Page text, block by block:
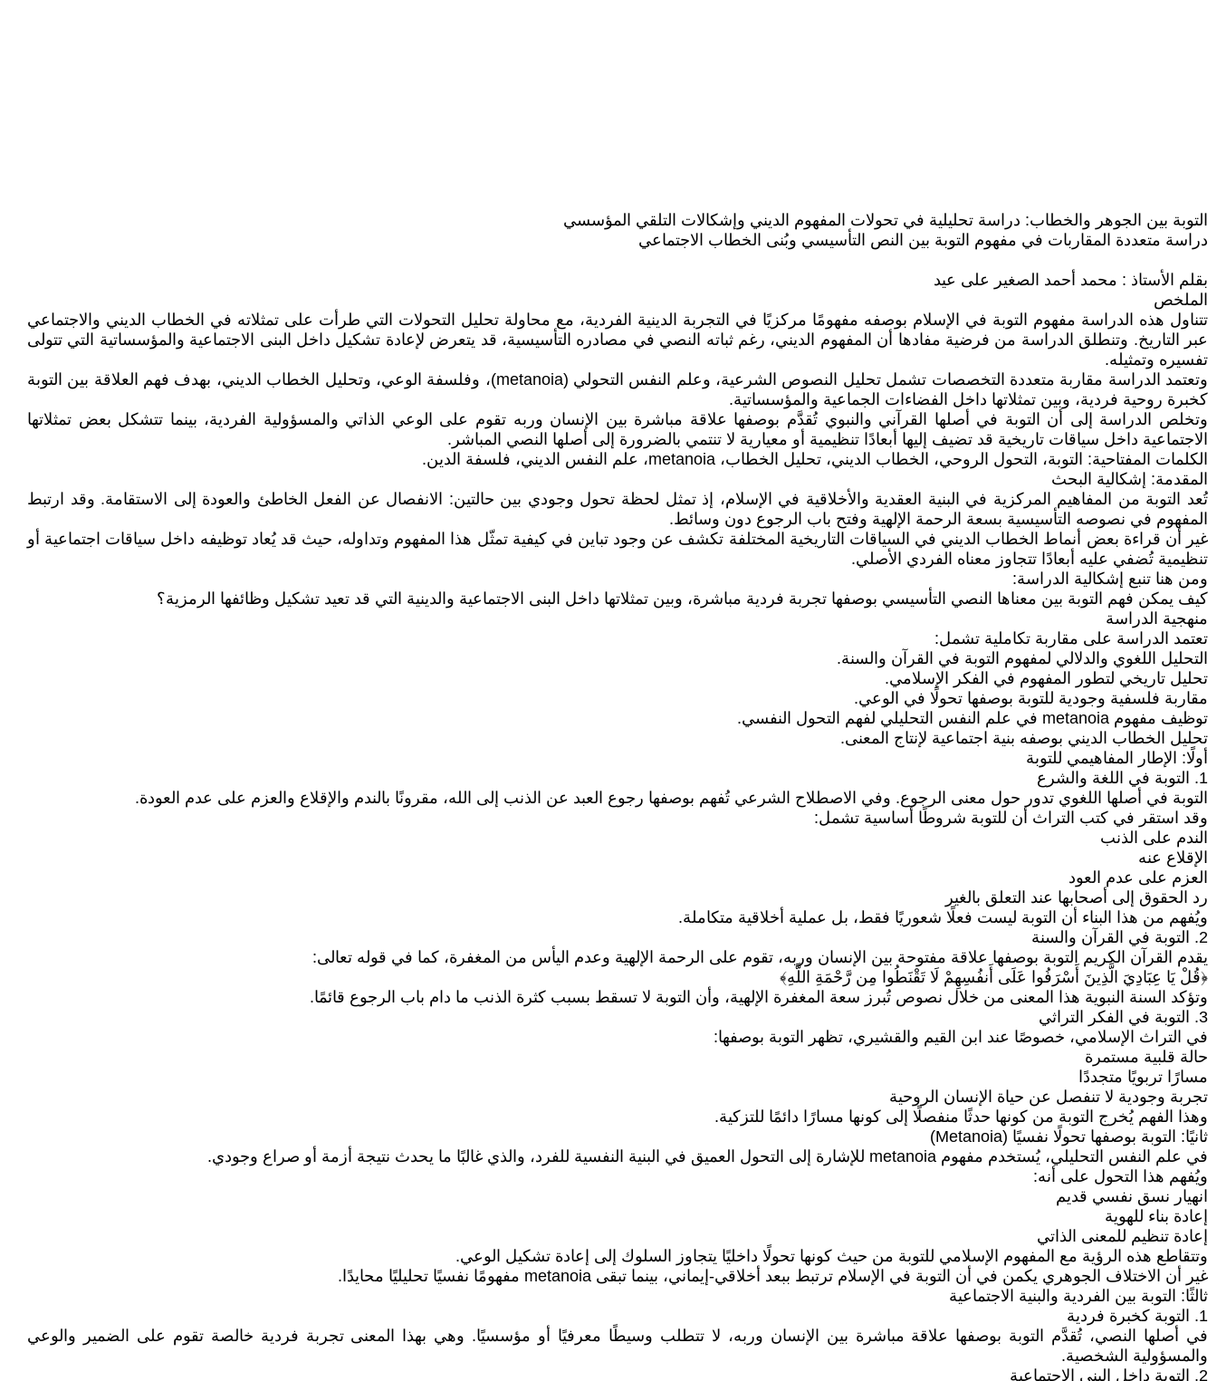
التوبة بين الجوهر والخطاب: دراسة تحليلية في تحولات المفهوم الديني وإشكالات التلقي المؤسسي
دراسة متعددة المقاربات في مفهوم التوبة بين النص التأسيسي وبُنى الخطاب الاجتماعي
بقلم الأستاذ : محمد أحمد الصغير على عيد
الملخص
تتناول هذه الدراسة مفهوم التوبة في الإسلام بوصفه مفهومًا مركزيًا في التجربة الدينية الفردية، مع محاولة تحليل التحولات التي طرأت على تمثلاته في الخطاب الديني والاجتماعي
عبر التاريخ. وتنطلق الدراسة من فرضية مفادها أن المفهوم الديني، رغم ثباته النصي في مصادره التأسيسية، قد يتعرض لإعادة تشكيل داخل البنى الاجتماعية والمؤسساتية التي تتولى
تفسيره وتمثيله.
وتعتمد الدراسة مقاربة متعددة التخصصات تشمل تحليل النصوص الشرعية، وعلم النفس التحولي (metanoia)، وفلسفة الوعي، وتحليل الخطاب الديني، بهدف فهم العلاقة بين التوبة
كخبرة روحية فردية، وبين تمثلاتها داخل الفضاءات الجماعية والمؤسساتية.
وتخلص الدراسة إلى أن التوبة في أصلها القرآني والنبوي تُقدَّم بوصفها علاقة مباشرة بين الإنسان وربه تقوم على الوعي الذاتي والمسؤولية الفردية، بينما تتشكل بعض تمثلاتها
الاجتماعية داخل سياقات تاريخية قد تضيف إليها أبعادًا تنظيمية أو معيارية لا تنتمي بالضرورة إلى أصلها النصي المباشر.
الكلمات المفتاحية: التوبة، التحول الروحي، الخطاب الديني، تحليل الخطاب، metanoia، علم النفس الديني، فلسفة الدين.
المقدمة: إشكالية البحث
تُعد التوبة من المفاهيم المركزية في البنية العقدية والأخلاقية في الإسلام، إذ تمثل لحظة تحول وجودي بين حالتين: الانفصال عن الفعل الخاطئ والعودة إلى الاستقامة. وقد ارتبط
المفهوم في نصوصه التأسيسية بسعة الرحمة الإلهية وفتح باب الرجوع دون وسائط.
غير أن قراءة بعض أنماط الخطاب الديني في السياقات التاريخية المختلفة تكشف عن وجود تباين في كيفية تمثّل هذا المفهوم وتداوله، حيث قد يُعاد توظيفه داخل سياقات اجتماعية أو
تنظيمية تُضفي عليه أبعادًا تتجاوز معناه الفردي الأصلي.
ومن هنا تنبع إشكالية الدراسة:
كيف يمكن فهم التوبة بين معناها النصي التأسيسي بوصفها تجربة فردية مباشرة، وبين تمثلاتها داخل البنى الاجتماعية والدينية التي قد تعيد تشكيل وظائفها الرمزية؟
منهجية الدراسة
تعتمد الدراسة على مقاربة تكاملية تشمل:
التحليل اللغوي والدلالي لمفهوم التوبة في القرآن والسنة.
تحليل تاريخي لتطور المفهوم في الفكر الإسلامي.
مقاربة فلسفية وجودية للتوبة بوصفها تحولًا في الوعي.
توظيف مفهوم metanoia في علم النفس التحليلي لفهم التحول النفسي.
تحليل الخطاب الديني بوصفه بنية اجتماعية لإنتاج المعنى.
أولًا: الإطار المفاهيمي للتوبة
1. التوبة في اللغة والشرع
التوبة في أصلها اللغوي تدور حول معنى الرجوع. وفي الاصطلاح الشرعي تُفهم بوصفها رجوع العبد عن الذنب إلى الله، مقرونًا بالندم والإقلاع والعزم على عدم العودة.
وقد استقر في كتب التراث أن للتوبة شروطًا أساسية تشمل:
الندم على الذنب
الإقلاع عنه
العزم على عدم العود
رد الحقوق إلى أصحابها عند التعلق بالغير
ويُفهم من هذا البناء أن التوبة ليست فعلًا شعوريًا فقط، بل عملية أخلاقية متكاملة.
2. التوبة في القرآن والسنة
يقدم القرآن الكريم التوبة بوصفها علاقة مفتوحة بين الإنسان وربه، تقوم على الرحمة الإلهية وعدم اليأس من المغفرة، كما في قوله تعالى:
﴿قُلْ يَا عِبَادِيَ الَّذِينَ أَسْرَفُوا عَلَى أَنفُسِهِمْ لَا تَقْنَطُوا مِن رَّحْمَةِ اللَّهِ﴾
وتؤكد السنة النبوية هذا المعنى من خلال نصوص تُبرز سعة المغفرة الإلهية، وأن التوبة لا تسقط بسبب كثرة الذنب ما دام باب الرجوع قائمًا.
3. التوبة في الفكر التراثي
في التراث الإسلامي، خصوصًا عند ابن القيم والقشيري، تظهر التوبة بوصفها:
حالة قلبية مستمرة
مسارًا تربويًا متجددًا
تجربة وجودية لا تنفصل عن حياة الإنسان الروحية
وهذا الفهم يُخرج التوبة من كونها حدثًا منفصلًا إلى كونها مسارًا دائمًا للتزكية.
ثانيًا: التوبة بوصفها تحولًا نفسيًا (Metanoia)
في علم النفس التحليلي، يُستخدم مفهوم metanoia للإشارة إلى التحول العميق في البنية النفسية للفرد، والذي غالبًا ما يحدث نتيجة أزمة أو صراع وجودي.
ويُفهم هذا التحول على أنه:
انهيار نسق نفسي قديم
إعادة بناء للهوية
إعادة تنظيم للمعنى الذاتي
وتتقاطع هذه الرؤية مع المفهوم الإسلامي للتوبة من حيث كونها تحولًا داخليًا يتجاوز السلوك إلى إعادة تشكيل الوعي.
غير أن الاختلاف الجوهري يكمن في أن التوبة في الإسلام ترتبط ببعد أخلاقي-إيماني، بينما تبقى metanoia مفهومًا نفسيًا تحليليًا محايدًا.
ثالثًا: التوبة بين الفردية والبنية الاجتماعية
1. التوبة كخبرة فردية
في أصلها النصي، تُقدَّم التوبة بوصفها علاقة مباشرة بين الإنسان وربه، لا تتطلب وسيطًا معرفيًا أو مؤسسيًا. وهي بهذا المعنى تجربة فردية خالصة تقوم على الضمير والوعي
والمسؤولية الشخصية.
2. التوبة داخل البنى الاجتماعية